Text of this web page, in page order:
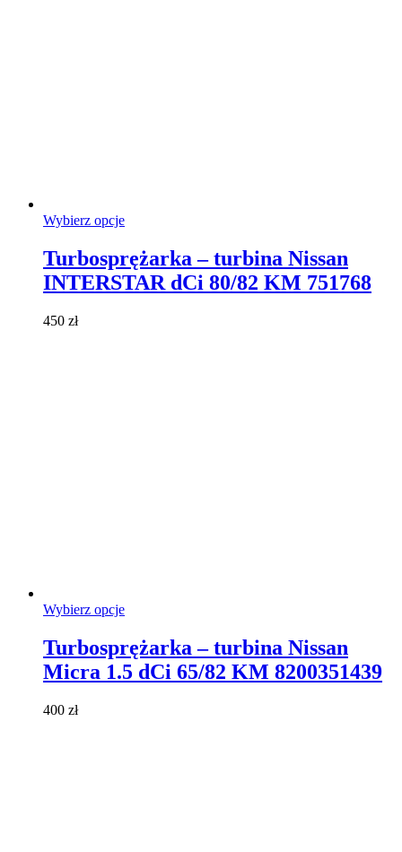
Wybierz opcjeTen
wiele
wariantów.
Turbosprężarka – turbina Nissan
INTERSTAR dCi 80/82 KM 751768
450 zł
Wybierz opcjeTen
wiele
wariantów.
Turbosprężarka – turbina Nissan
Micra 1.5 dCi 65/82 KM 8200351439
400 zł